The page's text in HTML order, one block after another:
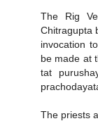
The Rig
Chitragupta
invocation
be made at
tat
The priests